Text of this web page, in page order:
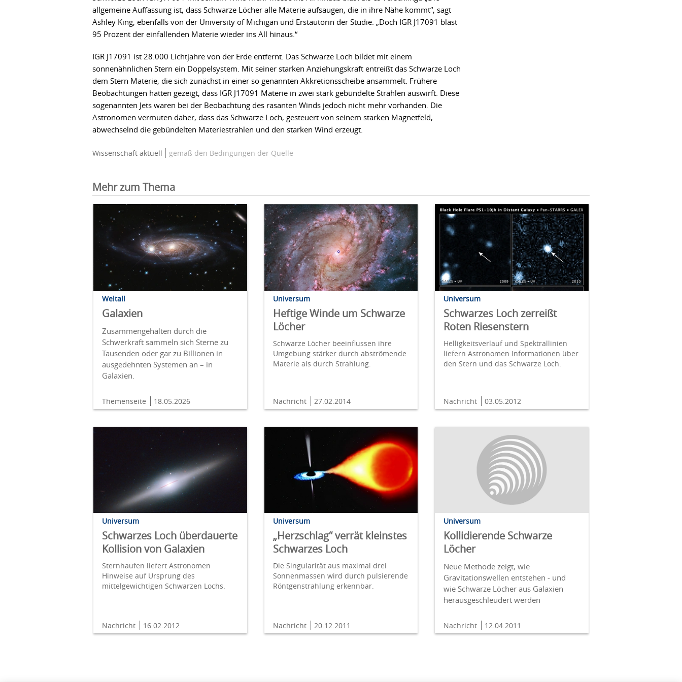
allgemeine Auffassung ist, dass Schwarze Löcher alle Materie aufsaugen, die in ihre Nähe kommt“, sagt
Ashley King, ebenfalls von der University of Michigan und Erstautorin der Studie. „Doch IGR J17091 bläst
95 Prozent der einfallenden Materie wieder ins All hinaus.“
IGR J17091 ist 28.000 Lichtjahre von der Erde entfernt. Das Schwarze Loch bildet mit einem
sonnenähnlichen Stern ein Doppelsystem. Mit seiner starken Anziehungskraft entreißt das Schwarze Loch
dem Stern Materie, die sich zunächst in einer so genannten Akkretionsscheibe ansammelt. Frühere
Beobachtungen hatten gezeigt, dass IGR J17091 Materie in zwei stark gebündelte Strahlen auswirft. Diese
sogenannten Jets waren bei der Beobachtung des rasanten Winds jedoch nicht mehr vorhanden. Die
Astronomen vermuten daher, dass das Schwarze Loch, gesteuert von seinem starken Magnetfeld,
abwechselnd die gebündelten Materiestrahlen und den starken Wind erzeugt.
Wissenschaft aktuell gemäß den Bedingungen der Quelle
Mehr zum Thema
Weltall
Galaxien
Zusammengehalten durch die
Schwerkraft sammeln sich Sterne zu
Tausenden oder gar zu Billionen in
ausgedehnten Systemen an – in
Galaxien.
Themenseite 18.05.2026
Universum
Heftige Winde um Schwarze
Löcher
Schwarze Löcher beeinflussen ihre
Umgebung stärker durch abströmende
Materie als durch Strahlung.
Nachricht 27.02.2014
Universum
Schwarzes Loch zerreißt
Roten Riesenstern
Helligkeitsverlauf und Spektrallinien
liefern Astronomen Informationen über
den Stern und das Schwarze Loch.
Nachricht 03.05.2012
Universum
Schwarzes Loch überdauerte
Kollision von Galaxien
Sternhaufen liefert Astronomen
Hinweise auf Ursprung des
mittelgewichtigen Schwarzen Lochs.
Nachricht 16.02.2012
Universum
„Herzschlag“ verrät kleinstes
Schwarzes Loch
Die Singularität aus maximal drei
Sonnenmassen wird durch pulsierende
Röntgenstrahlung erkennbar.
Nachricht 20.12.2011
Universum
Kollidierende Schwarze
Löcher
Neue Methode zeigt, wie
Gravitationswellen entstehen - und
wie Schwarze Löcher aus Galaxien
herausgeschleudert werden
Nachricht 12.04.2011